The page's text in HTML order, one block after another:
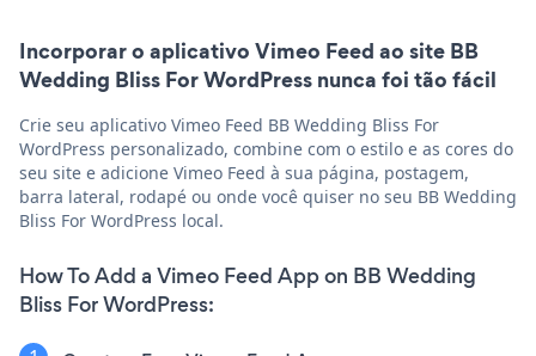
Incorporar o aplicativo Vimeo Feed ao site BB
Wedding Bliss For WordPress nunca foi tão fácil
Crie seu aplicativo Vimeo Feed BB Wedding Bliss For
WordPress personalizado, combine com o estilo e as cores do
seu site e adicione Vimeo Feed à sua página, postagem,
barra lateral, rodapé ou onde você quiser no seu BB Wedding
Bliss For WordPress local.
How To Add a Vimeo Feed App on BB Wedding
Bliss For WordPress: